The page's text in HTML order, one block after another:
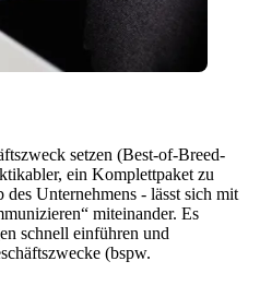
setzen (Best-of-Breed-
ein Komplettpaket zu
Unternehmens - lässt sich mit
miteinander. Es
schnell einführen und
(bspw.